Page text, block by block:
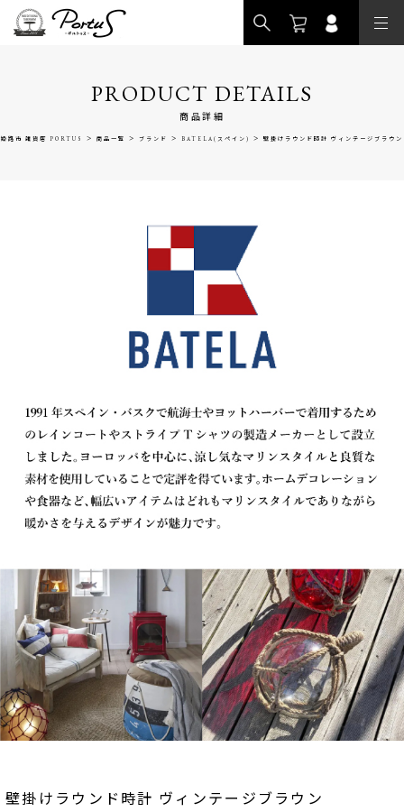
PRODUCT DETAILS
商品詳細
姫路市 雑貨店 PORTUS > 商品一覧 > ブランド > BATELA(スペイン) > 壁掛けラウンド時計 ヴィンテージブラウン
壁掛けラウンド時計 ヴィンテージブラウン